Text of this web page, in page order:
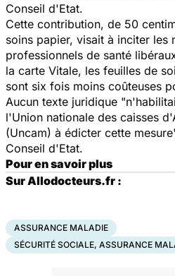
Conseil d'Etat.
Cette contribution, de 50
soins papier, visait à inciter les
professionnels de santé
la carte Vitale, les feuilles de
sont six fois moins coûteuses
Aucun texte juridique
l'Union nationale des caisses
(Uncam) à édicter cette
Conseil d'Etat.
Pour en savoir plus
Sur Allodocteurs.fr :
ASSURANCE MALADIE
SÉCURITÉ SOCIALE, ASSURANCE